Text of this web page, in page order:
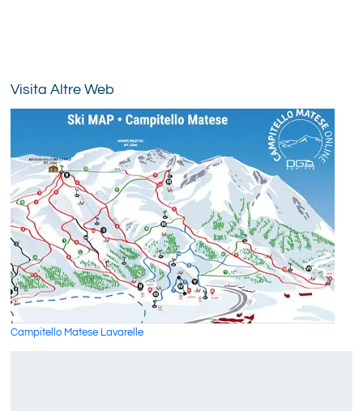
Visita Altre Web
Campitello Matese Lavarelle